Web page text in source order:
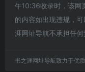
午10:36收录时，该网
的内容如出现违规，
涯网址导航不承担任何
书之涯网址导航致力于优